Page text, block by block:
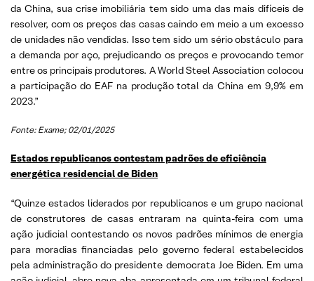
da China, sua crise imobiliária tem sido uma das mais difíceis de
resolver, com os preços das casas caindo em meio a um excesso
de unidades não vendidas. Isso tem sido um sério obstáculo para
a demanda por aço, prejudicando os preços e provocando temor
entre os principais produtores. A World Steel Association colocou
a participação do EAF na produção total da China em 9,9% em
2023.”
Fonte: Exame; 02/01/2025
Estados republicanos contestam padrões de eficiência
energética residencial de Biden
“Quinze estados liderados por republicanos e um grupo nacional
de construtores de casas entraram na quinta-feira com uma
ação judicial contestando os novos padrões mínimos de energia
para moradias financiadas pelo governo federal estabelecidos
pela administração do presidente democrata Joe Biden. Em uma